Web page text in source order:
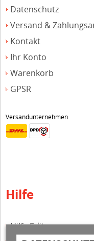
Datenschutz
Versand &
Kontakt
Ihr Konto
Warenkorb
GPSR
Versandunternehmen
Hilfe
Hilfe Editor